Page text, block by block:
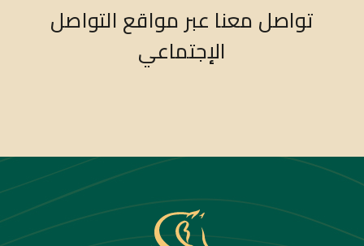
تواصل معنا عبر مواقع التواصل
الإجتماعي